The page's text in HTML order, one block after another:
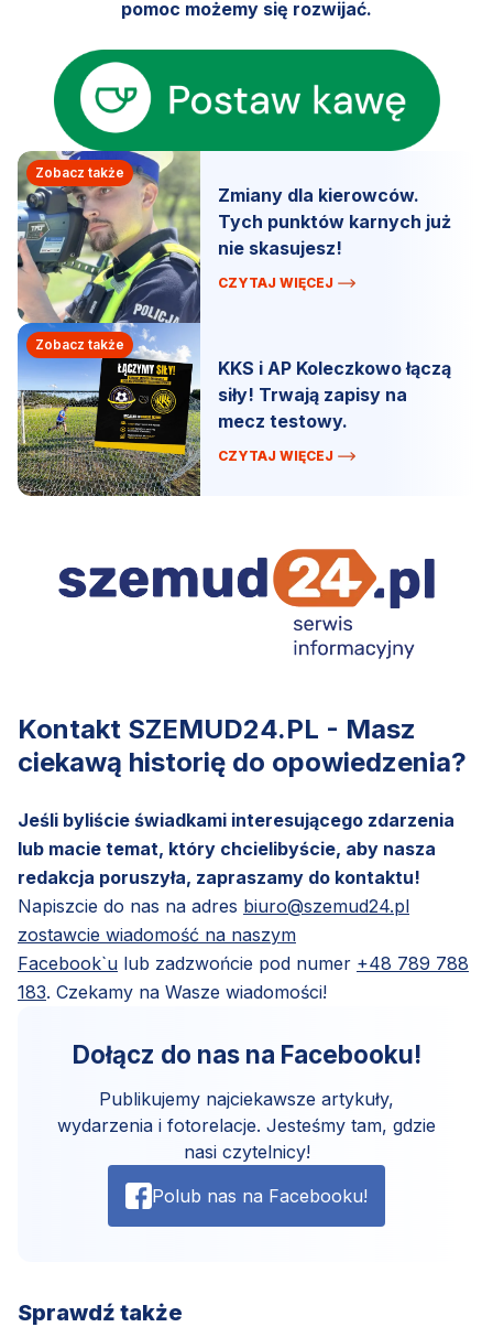
pomoc możemy się rozwijać.
Zobacz także
Zmiany dla kierowców.
Tych punktów karnych już
nie skasujesz!
CZYTAJ WIĘCEJ
Zobacz także
KKS i AP Koleczkowo łączą
siły! Trwają zapisy na
mecz testowy.
CZYTAJ WIĘCEJ
Kontakt SZEMUD24.PL - Masz
ciekawą historię do opowiedzenia?
Jeśli byliście świadkami interesującego zdarzenia
lub macie temat, który chcielibyście, aby nasza
redakcja poruszyła, zapraszamy do kontaktu!
Napiszcie do nas na adres biuro@szemud24.pl
zostawcie wiadomość na naszym
Facebook`u lub zadzwońcie pod numer +48 789 788
183. Czekamy na Wasze wiadomości!
Dołącz do nas na Facebooku!
Publikujemy najciekawsze artykuły,
wydarzenia i fotorelacje. Jesteśmy tam, gdzie
nasi czytelnicy!
Polub nas na Facebooku!
Sprawdź także